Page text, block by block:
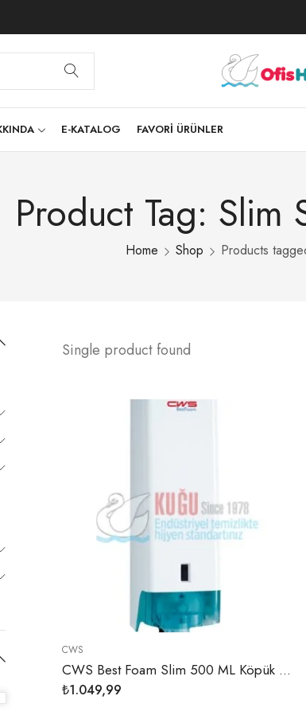
E-KATALOG FAVORI ÜRÜNLER
Product Tag: Slim
Home Shop Products
Single product found
CWS
CWS Best Foam Slim 500 ML Köpük Sabun Dispanseri
₺1.049,99